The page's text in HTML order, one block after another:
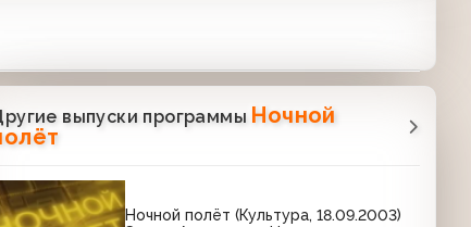
выпуски программы Ночной
Ночной полёт (Культура, 18.09.2003)